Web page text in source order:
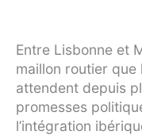
Entre Lisbonne et
maillon routier
attendent depuis
promesses
l’intégration